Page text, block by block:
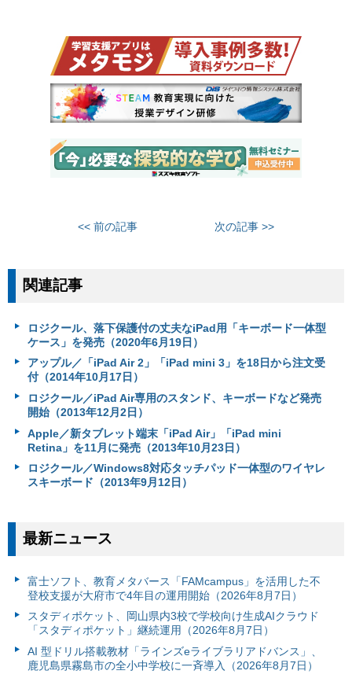
<< 前の記事 次の記事 >>
関連記事
ロジクール、落下保護付の丈夫なiPad用「キーボード一体型
ケース」を発売（2020年6月19日）
アップル／「iPad Air 2」「iPad mini 3」を18日から注文受
付（2014年10月17日）
ロジクール／iPad Air専用のスタンド、キーボードなど発売
開始（2013年12月2日）
Apple／新タブレット端末「iPad Air」「iPad mini
Retina」を11月に発売（2013年10月23日）
ロジクール／Windows8対応タッチパッド一体型のワイヤレ
スキーボード（2013年9月12日）
最新ニュース
富⼠ソフト、教育メタバース「FAMcampus」を活用した不
登校支援が大府市で4年目の運用開始（2026年8月7日）
スタディポケット、岡山県内3校で学校向け生成AIクラウド
「スタディポケット」継続運用（2026年8月7日）
AI 型ドリル搭載教材「ラインズeライブラリアドバンス」、
鹿児島県霧島市の全小中学校に一斉導入（2026年8月7日）